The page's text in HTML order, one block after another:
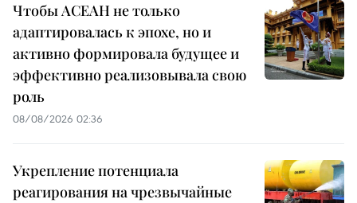
Чтобы АСЕАН не только
адаптировалась к эпохе, но и
активно формировала будущее и
эффективно реализовывала свою
роль
08/08/2026 02:36
Укрепление потенциала
реагирования на чрезвычайные